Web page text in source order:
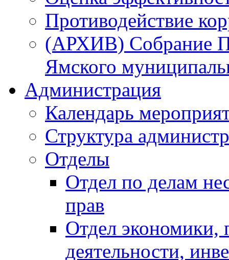
Противодействие
(АРХИВ) Собрание
Ямского
Администрация
Календарь
Структура
Отделы
Отдел по делам
прав
Отдел экономики,
деятельности,